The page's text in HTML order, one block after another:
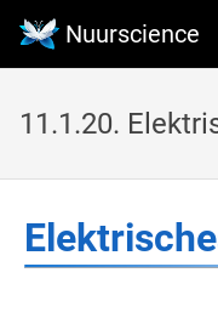
Nuurscience
11.1.20.